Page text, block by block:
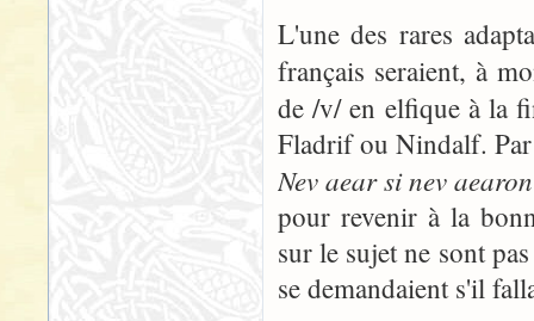
L'une des rares
français seraient, à
de /v/ en elfique à la
Fladrif ou Nindalf.
Nev aear si nev aearon
pour revenir à la
sur le sujet ne sont
se demandaient s'il